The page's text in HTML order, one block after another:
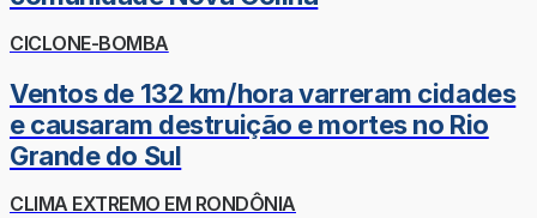
CICLONE-BOMBA
Ventos de 132 km/hora varreram cidades
e causaram destruição e mortes no Rio
Grande do Sul
CLIMA EXTREMO EM RONDÔNIA